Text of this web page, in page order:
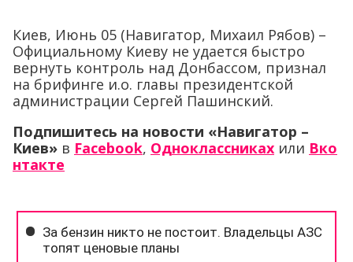
Киев, Июнь 05 (Навигатор, Михаил Рябов) –
Официальному Киеву не удается быстро
вернуть контроль над Донбассом, признал
на брифинге и.о. главы президентской
администрации Сергей Пашинский.
Подпишитесь на новости «Навигатор –
Киев» в Facebook, Одноклассниках или Вко
нтакте